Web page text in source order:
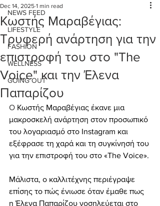
NEWS FEED
LIFESTYLE
FASHION
WELLNESS
GOING OUT
Κωστής Μαραβέγιας:
Τρυφερή ανάρτηση για την
επιστροφή του στο "The
Voice" και την Έλενα
Παπαρίζου
Dec 14, 2025 1 min read
Ο Κωστής Μαραβέγιας έκανε μια
μακροσκελή ανάρτηση στον προσωπικό
του λογαριασμό στο Instagram και
εξέφρασε τη χαρά και τη συγκίνησή του
για την επιστροφή του στο «The Voice».
Μάλιστα, ο καλλιτέχνης περιέγραψε
επίσης το πώς ένιωσε όταν έμαθε πως
η Έλενα Παπαρίζου νοσηλεύεται στο